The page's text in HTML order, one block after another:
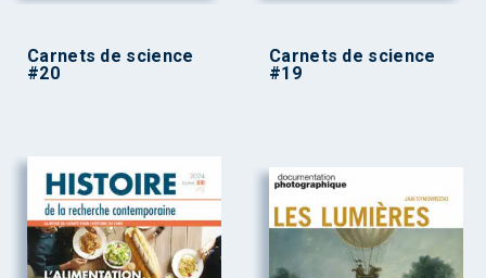
Carnets de science
#20
Carnets de science
#19